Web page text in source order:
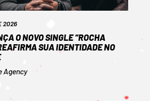
2026
O NOVO SINGLE “ROCHA
SUA IDENTIDADE NO
Agency